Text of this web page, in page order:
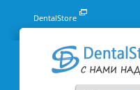
DentalStore